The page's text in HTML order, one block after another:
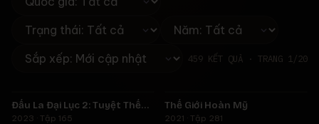
459 KẾT QUẢ · TRANG 1 /20
★ 8.0
Đấu La Đại Lục 2: Tuyệt Thế
Đường Môn
2023 · Tập 165
★ 9.0
Thế Giới Hoàn Mỹ
2021 · Tập 281